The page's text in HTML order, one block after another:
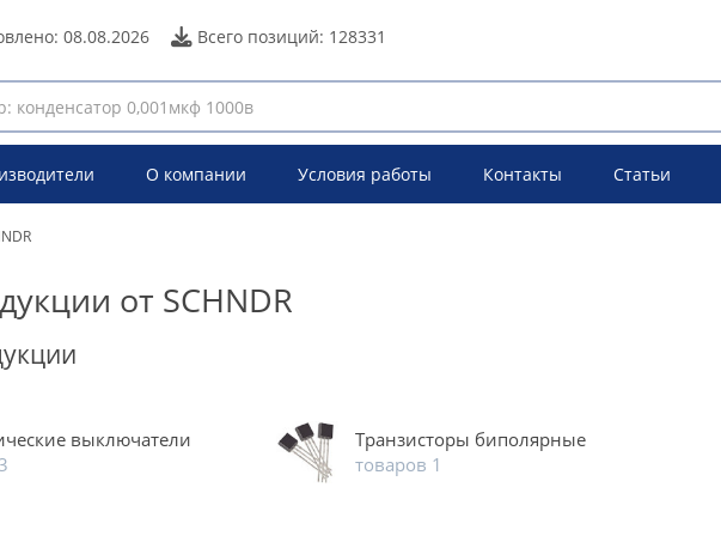
08.08.2026 Всего позиций: 128331
О компании Условия работы Контакты Статьи
от SCHNDR
выключатели
Транзисторы биполярные
товаров 1